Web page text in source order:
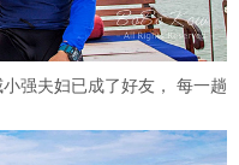
强夫妇已成了好友， 每一趟